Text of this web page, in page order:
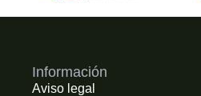
Información
Aviso legal